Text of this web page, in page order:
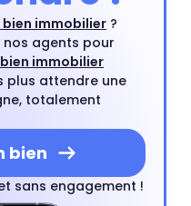
bien immobilier ?
agents pour
immobilier
plus attendre une
totalement
bien
sans engagement !